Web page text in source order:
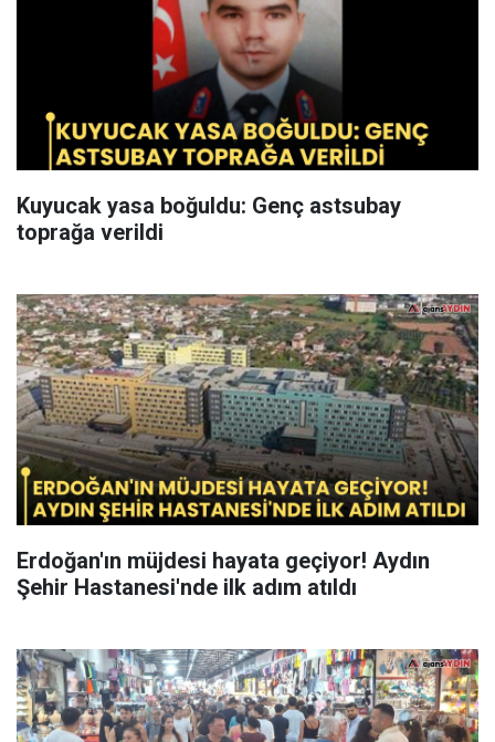
Kuyucak yasa boğuldu: Genç astsubay
toprağa verildi
Erdoğan'ın müjdesi hayata geçiyor! Aydın
Şehir Hastanesi'nde ilk adım atıldı